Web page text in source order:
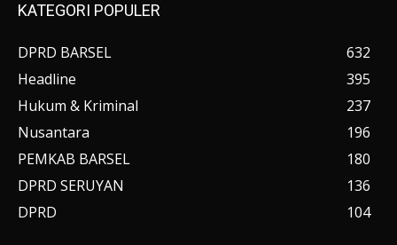
KATEGORI POPULER
DPRD BARSEL
632
Headline
395
Hukum & Kriminal
237
Nusantara
196
PEMKAB BARSEL
180
DPRD SERUYAN
136
DPRD
104